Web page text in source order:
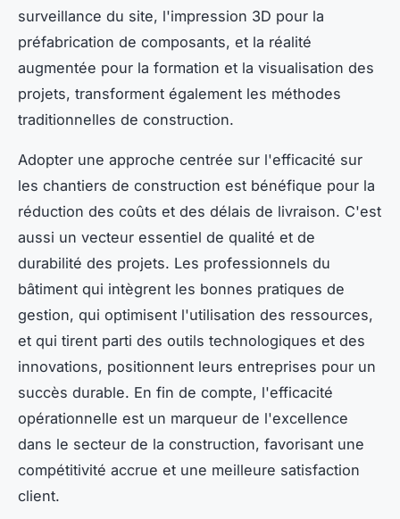
surveillance du site, l'impression 3D pour la
préfabrication de composants, et la réalité
augmentée pour la formation et la visualisation des
projets, transforment également les méthodes
traditionnelles de construction.
Adopter une approche centrée sur l'efficacité sur
les chantiers de construction est bénéfique pour la
réduction des coûts et des délais de livraison. C'est
aussi un vecteur essentiel de qualité et de
durabilité des projets. Les professionnels du
bâtiment qui intègrent les bonnes pratiques de
gestion, qui optimisent l'utilisation des ressources,
et qui tirent parti des outils technologiques et des
innovations, positionnent leurs entreprises pour un
succès durable. En fin de compte, l'efficacité
opérationnelle est un marqueur de l'excellence
dans le secteur de la construction, favorisant une
compétitivité accrue et une meilleure satisfaction
client.